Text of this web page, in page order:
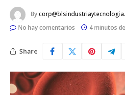
By
No hay comentarios
4 minutos
Share